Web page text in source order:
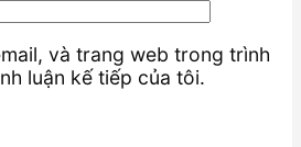
và trang web trong trình
luận kế tiếp của tôi.